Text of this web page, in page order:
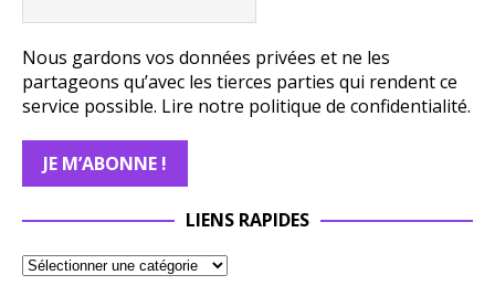
Nous gardons vos données privées et ne les
partageons qu’avec les tierces parties qui rendent ce
service possible. Lire notre politique de confidentialité.
LIENS RAPIDES